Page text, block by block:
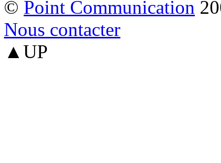
© Point Communication
Nous contacter
▲UP